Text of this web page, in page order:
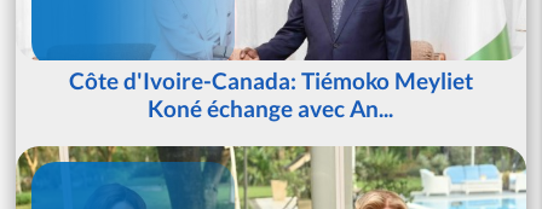
Côte d'Ivoire-Canada: Tiémoko Meyliet
Koné échange avec An...